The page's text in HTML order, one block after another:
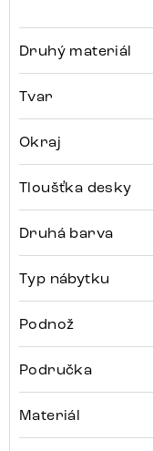
Druhý materiál
Tvar
Okraj
Tloušťka desky
Druhá barva
Typ nábytku
Podnož
Područka
Materiál